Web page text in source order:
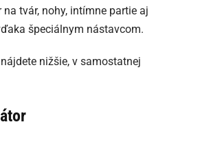
tvár, nohy, intímne partie aj
špeciálnym nástavcom.
nižšie, v samostatnej